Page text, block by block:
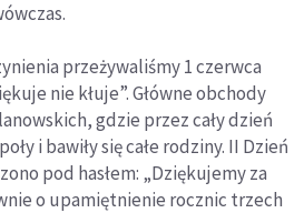
przeżywaliśmy 1 czerwca
nie kłuje”. Główne obchody
gdzie przez cały dzień
i bawiły się całe rodziny. II Dzień
pod hasłem: „Dziękujemy za
o upamiętnienie rocznic trzech